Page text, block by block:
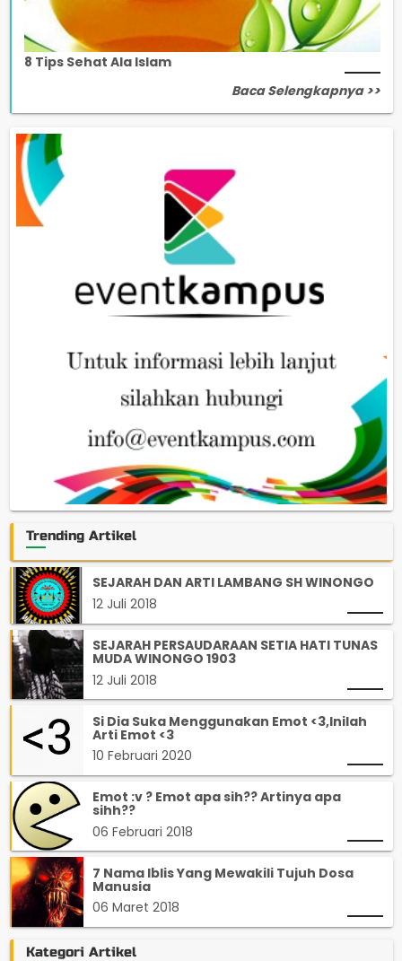
8 Tips Sehat Ala Islam
Baca Selengkapnya >>
Trending Artikel
SEJARAH DAN ARTI LAMBANG SH WINONGO
12 Juli 2018
SEJARAH PERSAUDARAAN SETIA HATI TUNAS
MUDA WINONGO 1903
12 Juli 2018
Si Dia Suka Menggunakan Emot <3,Inilah
Arti Emot <3
10 Februari 2020
Emot :v ? Emot apa sih?? Artinya apa
sihh??
06 Februari 2018
7 Nama Iblis Yang Mewakili Tujuh Dosa
Manusia
06 Maret 2018
Kategori Artikel